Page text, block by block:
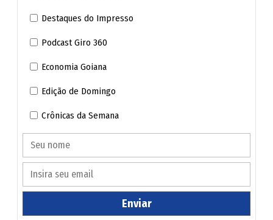
Destaques do Impresso
Podcast Giro 360
Economia Goiana
Edição de Domingo
Crônicas da Semana
Enviar